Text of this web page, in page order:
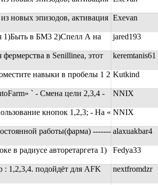
новых эпизодов, активация Exevan
1)Быть в БМ3 2)Спелл А на
jared193
в Senillinea, этот
keremtanis61
навыки в пробелы 1 2 Kutkind
` - Смена цели 2,3,4 -
NNIX
кнопок 1,2,3; - На « NNIX
работы(фарма) ------- alaxuakbar4
в радиусе авторетаргета 1)
Fedya33
: 1,2,3,4. подойдёт для AFK
nextfromdzr